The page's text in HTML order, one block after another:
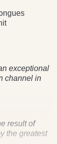
exceptional
channel in
result of
the greatest